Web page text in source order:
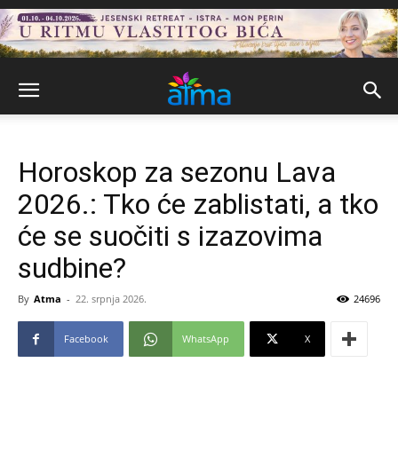
Horoskop za sezonu Lava
2026.: Tko će zablistati, a tko
će se suočiti s izazovima
sudbine?
By Atma - 22. srpnja 2026. 24696
Facebook WhatsApp X